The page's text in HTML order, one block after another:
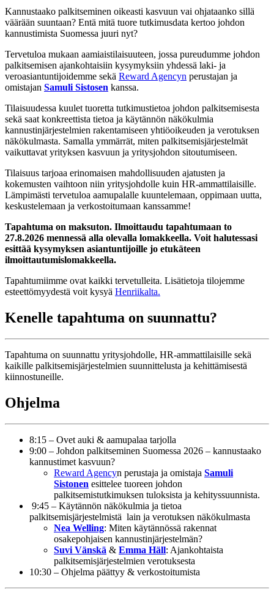
Kannustaako palkitseminen oikeasti kasvuun vai ohjataanko sillä
väärään suuntaan? Entä mitä tuore tutkimusdata kertoo johdon
kannustimista Suomessa juuri nyt?
Tervetuloa mukaan aamiaistilaisuuteen, jossa pureudumme johdon
palkitsemisen ajankohtaisiin kysymyksiin yhdessä laki- ja
veroasiantuntijoidemme sekä Reward Agencyn perustajan ja
omistajan Samuli Sistosen kanssa.
Tilaisuudessa kuulet tuoretta tutkimustietoa johdon palkitsemisesta
sekä saat konkreettista tietoa ja käytännön näkökulmia
kannustinjärjestelmien rakentamiseen yhtiöoikeuden ja verotuksen
näkökulmasta. Samalla ymmärrät, miten palkitsemisjärjestelmät
vaikuttavat yrityksen kasvuun ja yritysjohdon sitoutumiseen.
Tilaisuus tarjoaa erinomaisen mahdollisuuden ajatusten ja
kokemusten vaihtoon niin yritysjohdolle kuin HR-ammattilaisille.
Lämpimästi tervetuloa aamupalalle kuuntelemaan, oppimaan uutta,
keskustelemaan ja verkostoitumaan kanssamme!
Tapahtuma on maksuton. Ilmoittaudu tapahtumaan to
27.8.2026 mennessä alla olevalla lomakkeella. Voit halutessasi
esittää kysymyksen asiantuntijoille jo etukäteen
ilmoittautumislomakkeella.
Tapahtumiimme ovat kaikki tervetulleita. Lisätietoja tilojemme
esteettömyydestä voit kysyä Henriikalta.
Kenelle tapahtuma on suunnattu?
Tapahtuma on suunnattu yritysjohdolle, HR-ammattilaisille sekä
kaikille palkitsemisjärjestelmien suunnittelusta ja kehittämisestä
kiinnostuneille.
Ohjelma
8:15 – Ovet auki & aamupalaa tarjolla
9:00 – Johdon palkitseminen Suomessa 2026 – kannustaako
kannustimet kasvuun?
Reward Agencyn perustaja ja omistaja Samuli
Sistonen esittelee tuoreen johdon
palkitsemistutkimuksen tuloksista ja kehityssuunnista.
9:45 – Käytännön näkökulmia ja tietoa
palkitsemisjärjestelmistä lain ja verotuksen näkökulmasta
Nea Welling: Miten käytännössä rakennat
osakepohjaisen kannustinjärjestelmän?
Suvi Vänskä & Emma Häll: Ajankohtaista
palkitsemisjärjestelmien verotuksesta
10:30 – Ohjelma päättyy & verkostoitumista